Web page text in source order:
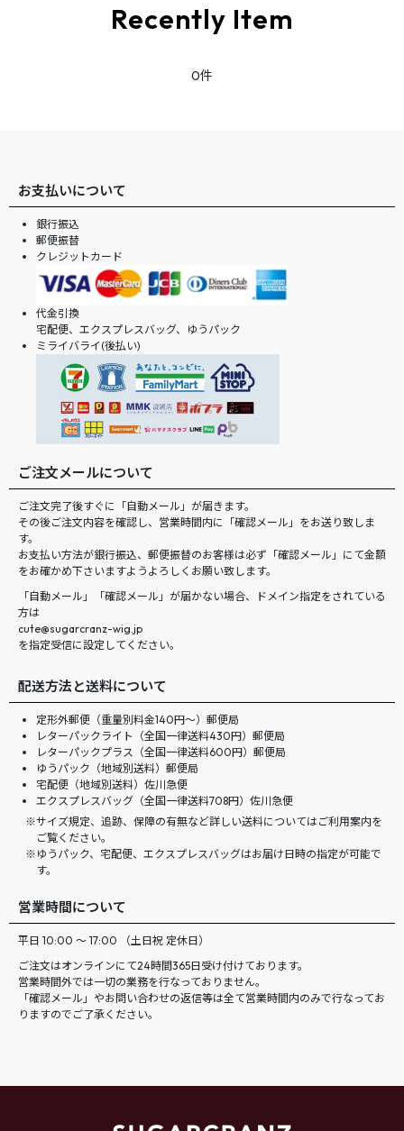
Recently Item
0件
お支払いについて
銀行振込
郵便振替
クレジットカード
代金引換
宅配便、エクスプレスバッグ、ゆうパック
ミライバライ(後払い)
ご注文メールについて
ご注文完了後すぐに「自動メール」が届きます。
その後ご注文内容を確認し、営業時間内に「確認メール」をお送り致しま
す。
お支払い方法が銀行振込、郵便振替のお客様は必ず「確認メール」にて金額
をお確かめ下さいますようよろしくお願い致します。
「自動メール」「確認メール」が届かない場合、ドメイン指定をされている
方は
cute@sugarcranz-wig.jp
を指定受信に設定してください。
配送方法と送料について
定形外郵便（重量別料金140円〜）郵便局
レターパックライト（全国一律送料430円）郵便局
レターパックプラス（全国一律送料600円）郵便局
ゆうパック（地域別送料）郵便局
宅配便（地域別送料）佐川急便
エクスプレスバッグ（全国一律送料708円）佐川急便
サイズ規定、追跡、保障の有無など詳しい送料についてはご利用案内を
ご覧ください。
ゆうパック、宅配便、エクスプレスバッグはお届け日時の指定が可能で
す。
営業時間について
平日 10:00 ～ 17:00 （土日祝 定休日）
ご注文はオンラインにて24時間365日受け付けております。
営業時間外では一切の業務を行なっておりません。
「確認メール」やお問い合わせの返信等は全て営業時間内のみで行なってお
りますのでご了承ください。